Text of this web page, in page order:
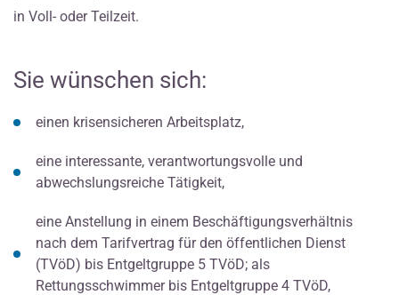
in Voll- oder Teilzeit.
Sie wünschen sich:
einen krisensicheren Arbeitsplatz,
eine interessante, verantwortungsvolle und
abwechslungsreiche Tätigkeit,
eine Anstellung in einem Beschäftigungsverhältnis
nach dem Tarifvertrag für den öffentlichen Dienst
(TVöD) bis Entgeltgruppe 5 TVöD; als
Rettungsschwimmer bis Entgeltgruppe 4 TVöD,